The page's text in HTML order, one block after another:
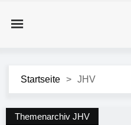
Startseite > JHV
Themenarchiv JHV